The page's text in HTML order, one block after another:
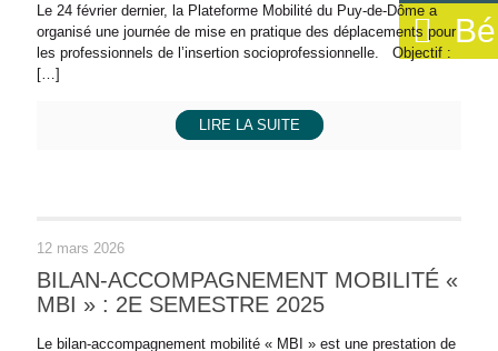
Le 24 février dernier, la Plateforme Mobilité du Puy-de-Dôme a
organisé une journée de mise en pratique des déplacements pour
les professionnels de l’insertion socioprofessionnelle. Objectif :
[…]
LIRE LA SUITE
12 mars 2026
BILAN-ACCOMPAGNEMENT MOBILITÉ «
MBI » : 2E SEMESTRE 2025
Le bilan-accompagnement mobilité « MBI » est une prestation de